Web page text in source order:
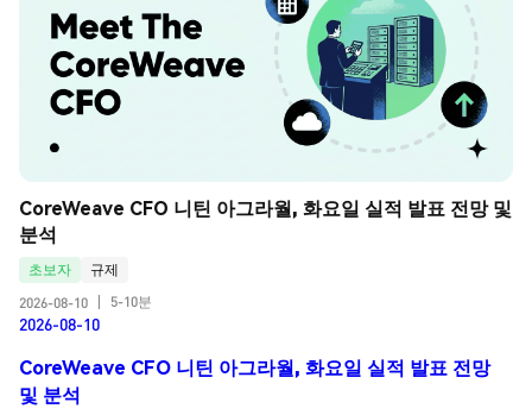
CoreWeave CFO 니틴 아그라월, 화요일 실적 발표 전망 및
분석
초보자
규제
2026-08-10
5-10분
2026-08-10
CoreWeave CFO 니틴 아그라월, 화요일 실적 발표 전망
및 분석